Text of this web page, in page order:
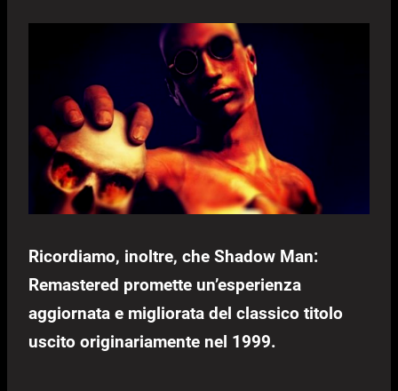
Ricordiamo, inoltre, che Shadow Man:
Remastered promette un’esperienza
aggiornata e migliorata del classico titolo
uscito originariamente nel 1999.